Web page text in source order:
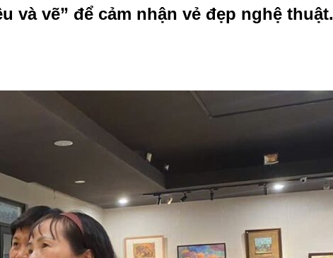
và vẽ” để cảm nhận vẻ đẹp nghệ thuật.